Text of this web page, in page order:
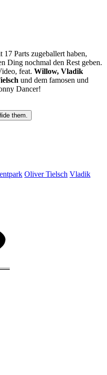
Parts zugeballert haben,
Ding nochmal den Rest geben.
feat. Willow, Vladik
und dem famosen und
Dancer!
them.
Oliver Tielsch Vladik